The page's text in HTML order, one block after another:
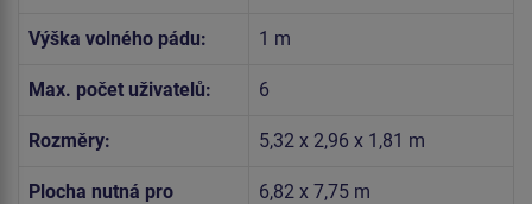
Výška volného pádu: 1 m
Max. počet uživatelů: 6
Rozměry: 5,32 x 2,96 x 1,81 m
Plocha nutná pro
6,82 x 7,75 m